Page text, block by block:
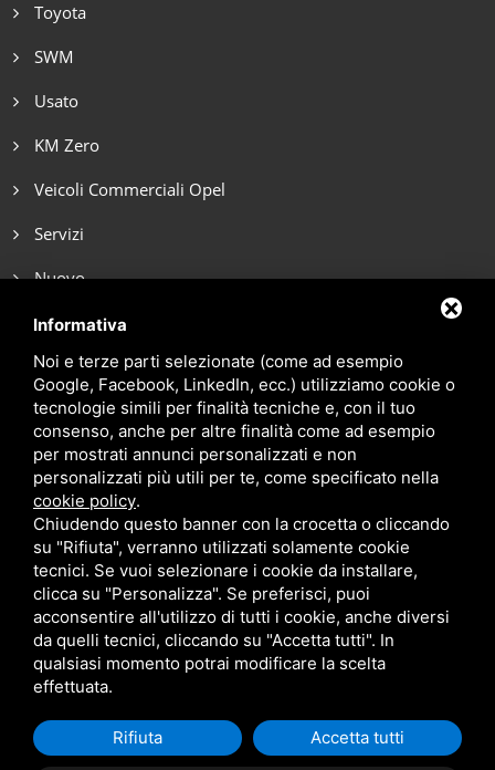
Toyota
SWM
Usato
KM Zero
Veicoli Commerciali Opel
Servizi
Nuovo
Noleggio breve termine
Noleggio lungo termine
Blog
Contatti
Google reCAPTCHA v3,
Privacy Policy Terms Of Servicedi Google.
Informativa
Noi e terze parti selezionate (come ad esempio
Google, Facebook, LinkedIn, ecc.) utilizziamo cookie o
tecnologie simili per finalità tecniche e, con il tuo
consenso, anche per altre finalità come ad esempio
per mostrati annunci personalizzati e non
personalizzati più utili per te, come specificato nella
cookie policy.
Chiudendo questo banner con la crocetta o cliccando
su "Rifiuta", verranno utilizzati solamente cookie
tecnici. Se vuoi selezionare i cookie da installare,
clicca su "Personalizza". Se preferisci, puoi
acconsentire all'utilizzo di tutti i cookie, anche diversi
da quelli tecnici, cliccando su "Accetta tutti". In
qualsiasi momento potrai modificare la scelta
effettuata.
Rifiuta Accetta tutti